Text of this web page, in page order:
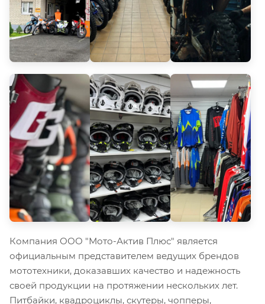
Компания ООО "Мото-Актив Плюс" является
официальным представителем ведущих брендов
мототехники, доказавших качество и надежность
своей продукции на протяжении нескольких лет.
Питбайки, квадроциклы, скутеры, чопперы,